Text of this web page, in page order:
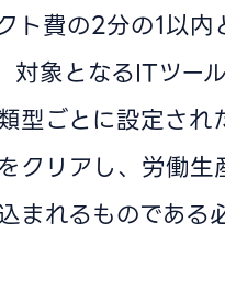
ト費の2分の1以内
対象となるITツー
型ごとに設定され
クリアし、労働生
まれるものである